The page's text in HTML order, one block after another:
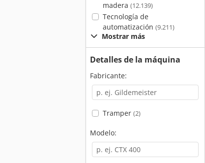
madera (12.139)
Tecnología de
automatización (9.211)
Mostrar más
Detalles de la máquina
Fabricante:
Tramper (2)
Modelo: